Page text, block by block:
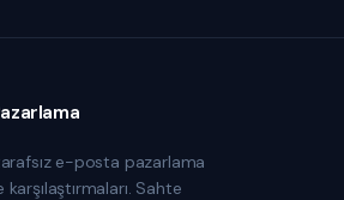
e-posta pazarlama
Sahte